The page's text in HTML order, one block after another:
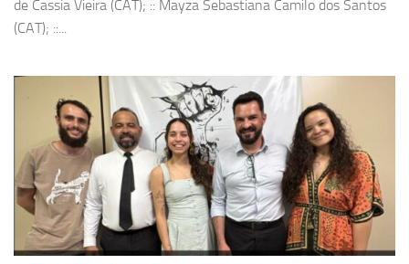
de Cassia Vieira (CAT); :: Mayza Sebastiana Camilo dos Santos
(CAT); ::...